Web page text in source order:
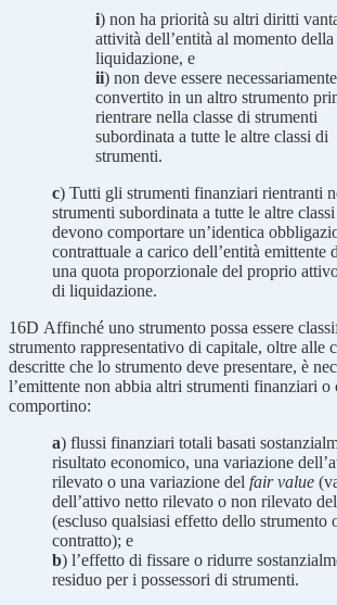
i) non ha priorità su altri diritti
attività dell’entità al momento della
liquidazione, e
ii) non deve essere necessariamente
convertito in un altro strumento
rientrare nella classe di strumenti
subordinata a tutte le altre classi di
strumenti.
c) Tutti gli strumenti finanziari rientranti
strumenti subordinata a tutte le altre
devono comportare un’identica
contrattuale a carico dell’entità emittente
una quota proporzionale del proprio
di liquidazione.
16D Affinché uno strumento possa essere
strumento rappresentativo di capitale, oltre alle
descritte che lo strumento deve presentare, è
l’emittente non abbia altri strumenti finanziari o
comportino:
a) flussi finanziari totali basati
risultato economico, una variazione
rilevato o una variazione del fair value
dell’attivo netto rilevato o non rilevato
(escluso qualsiasi effetto dello strumento
contratto); e
b) l’effetto di fissare o ridurre
residuo per i possessori di strumenti.